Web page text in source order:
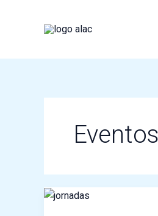
Eventos
ALAC